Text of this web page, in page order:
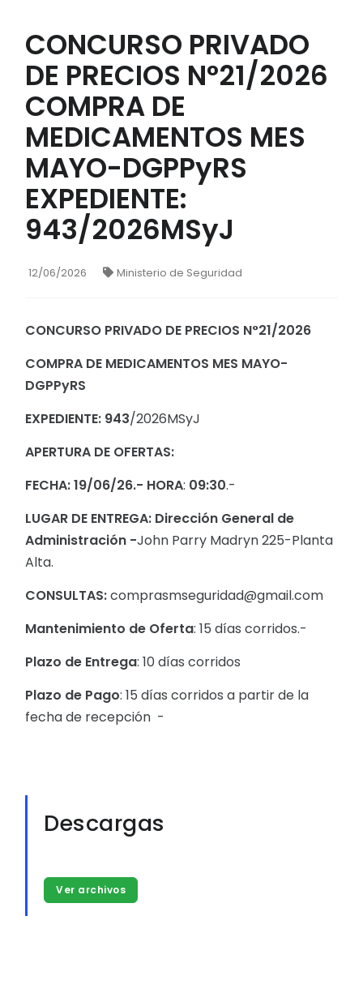
CONCURSO PRIVADO
DE PRECIOS N°21/2026
COMPRA DE
MEDICAMENTOS MES
MAYO-DGPPyRS
EXPEDIENTE:
943/2026MSyJ
12/06/2026 Ministerio de Seguridad
CONCURSO PRIVADO DE PRECIOS N°21/2026
COMPRA DE MEDICAMENTOS MES MAYO-
DGPPyRS
EXPEDIENTE: 943/2026MSyJ
APERTURA DE OFERTAS:
FECHA: 19/06/26.- HORA: 09:30.-
LUGAR DE ENTREGA: Dirección General de
Administración -John Parry Madryn 225-Planta
Alta.
CONSULTAS:comprasmseguridad@gmail.com
Mantenimiento de Oferta: 15 días corridos.-
Plazo de Entrega: 10 días corridos
Plazo de Pago: 15 días corridos a partir de la
fecha de recepción -
Descargas
Ver archivos